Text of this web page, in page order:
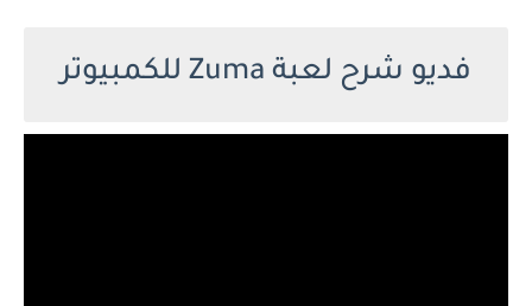
فديو شرح لعبة Zuma للكمبيوتر